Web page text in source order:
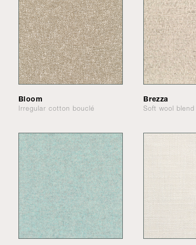
Bloom
Irregular cotton bouclé
Brezza
Soft wool blend